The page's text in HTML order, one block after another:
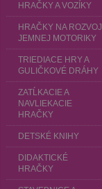
HRAČKY A VOZÍKY
HRAČKY NA ROZVOJ
JEMNEJ MOTORIKY
TRIEDIACE HRY A
GULIČKOVÉ DRÁHY
ZATĹKACIE A
NAVLIEKACIE
HRAČKY
DETSKÉ KNIHY
DIDAKTICKÉ
HRAČKY